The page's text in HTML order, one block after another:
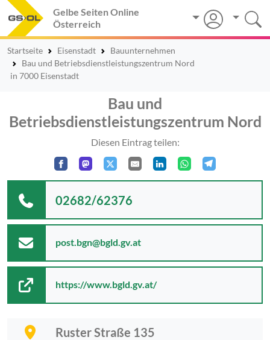
Gelbe Seiten Online
Österreich
Startseite Eisenstadt
Bauunternehmen
Bau und Betriebsdienstleistungszentrum Nord
in 7000 Eisenstadt
Bau und
Betriebsdienstleistungszentrum Nord
Diesen Eintrag teilen:
Ruster Straße 135
02682/62376
post.bgn@bgld.gv.at
https://www.bgld.gv.at/